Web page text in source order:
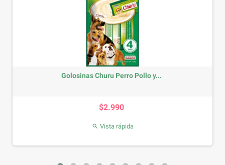
Golosinas Churu Perro Pollo y...
$2.990
 Vista rápida